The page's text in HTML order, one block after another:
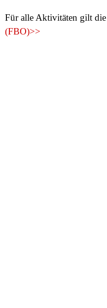
Für alle Aktivitäten gilt die
(FBO)>>